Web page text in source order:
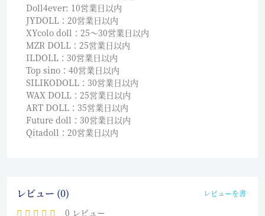
Doll4ever: 10営業日以内
JYDOLL：20営業日以内
XYcolo doll：25〜30営業日以内
MZR DOLL：25営業日以内
ILDOLL：30営業日以内
Top sino：40営業日以内
SILIKODOLL：30営業日以内
WAX DOLL：25営業日以内
ART DOLL：35営業日以内
Future doll：30営業日以内
Qitadoll：20営業日以内
レビュー (0) レビューを書く
0 レビュー